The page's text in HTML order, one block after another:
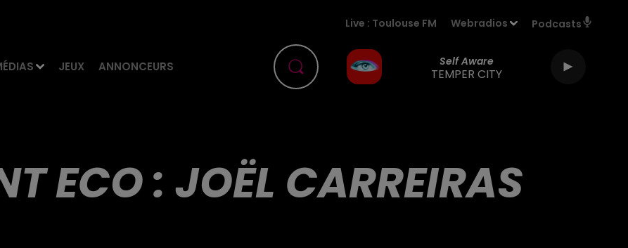
JEUX ANNONCEURS
Live : Toulouse FM Webradios Podcasts
Self Aware
TEMPER CITY
ECO : JOËL CARREIRAS